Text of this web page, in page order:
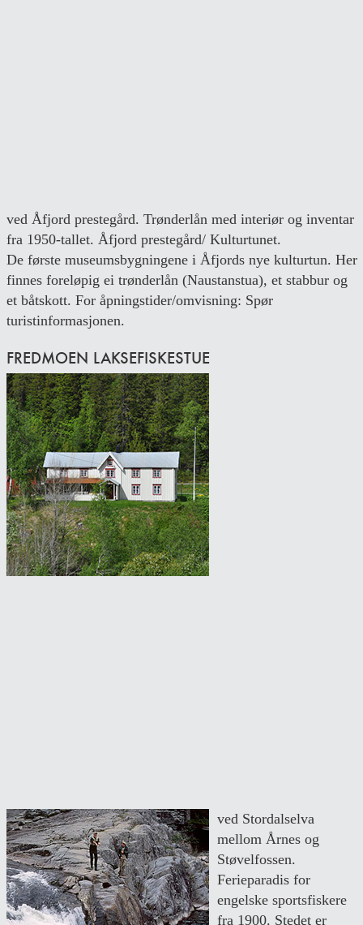
ved Åfjord prestegård. Trønderlån med interiør og inventar
fra 1950-tallet. Åfjord prestegård/ Kulturtunet.
De første museumsbygningene i Åfjords nye kulturtun. Her
finnes foreløpig ei trønderlån (Naustanstua), et stabbur og
et båtskott. For åpningstider/omvisning: Spør
turistinformasjonen.
FREDMOEN LAKSEFISKESTUE
ved Stordalselva
mellom Årnes og
Støvelfossen.
Ferieparadis for
engelske sportsfiskere
fra 1900. Stedet er